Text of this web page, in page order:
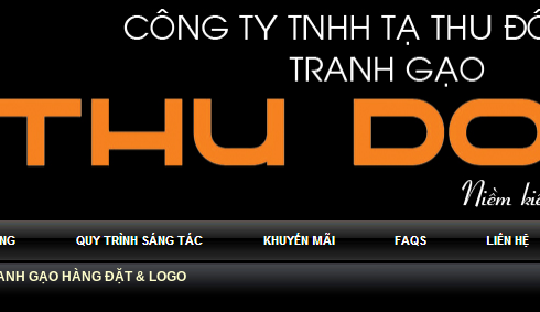
GẠO HÀNG ĐẶT & LOGO